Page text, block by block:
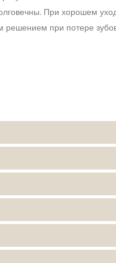
При хорошем
при потере